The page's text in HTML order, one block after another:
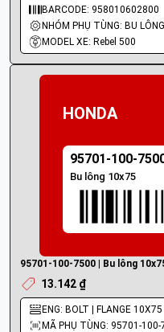
BARCODE: 958010602800
MODEL XE: Rebel 500
HONDA
95701-100-
Bu lông 10x75
95701-100-7500 | Bu lông
13.142 ₫
ENG: BOLT | FLANGE 10X75
MÃ PHỤ TÙNG: 95701-100-